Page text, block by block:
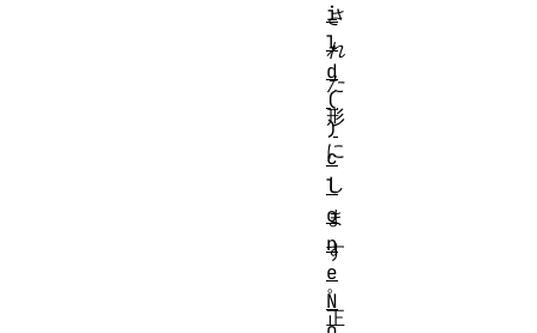
さ
れ
た
形
に
し
ま
す
。
正
i
l
d
(
)
c
l
o
n
e
N